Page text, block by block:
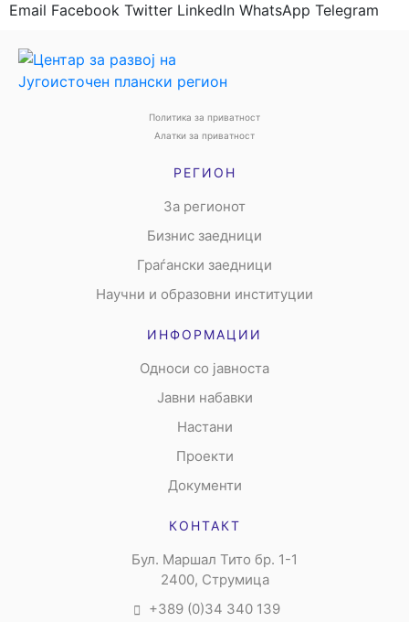
Email Facebook Twitter LinkedIn WhatsApp Telegram
Политика за приватност
Алатки за приватност
РЕГИОН
За регионот
Бизнис заедници
Граѓански заедници
Научни и образовни институции
ИНФОРМАЦИИ
Односи со јавноста
Јавни набавки
Настани
Проекти
Документи
КОНТАКТ
Бул. Маршал Тито бр. 1-1
2400, Струмица
+389 (0)34 340 139